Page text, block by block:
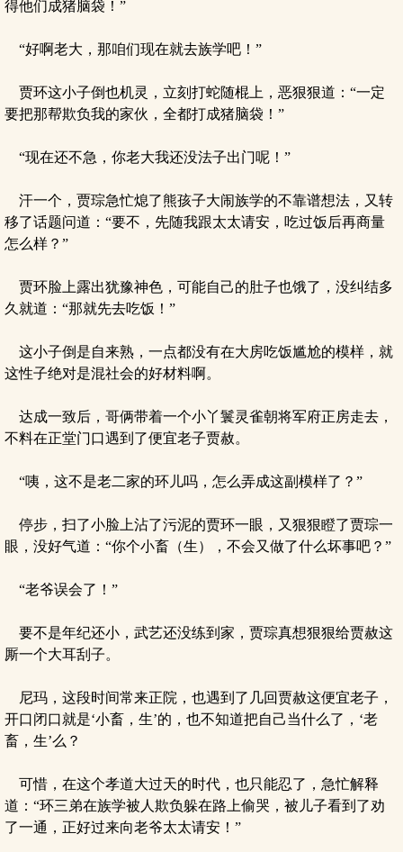
得他们成猪脑袋！”
“好啊老大，那咱们现在就去族学吧！”
贾环这小子倒也机灵，立刻打蛇随棍上，恶狠狠道：“一定
要把那帮欺负我的家伙，全都打成猪脑袋！”
“现在还不急，你老大我还没法子出门呢！”
汗一个，贾琮急忙熄了熊孩子大闹族学的不靠谱想法，又转
移了话题问道：“要不，先随我跟太太请安，吃过饭后再商量
怎么样？”
贾环脸上露出犹豫神色，可能自己的肚子也饿了，没纠结多
久就道：“那就先去吃饭！”
这小子倒是自来熟，一点都没有在大房吃饭尴尬的模样，就
这性子绝对是混社会的好材料啊。
达成一致后，哥俩带着一个小丫鬟灵雀朝将军府正房走去，
不料在正堂门口遇到了便宜老子贾赦。
“咦，这不是老二家的环儿吗，怎么弄成这副模样了？”
停步，扫了小脸上沾了污泥的贾环一眼，又狠狠瞪了贾琮一
眼，没好气道：“你个小畜（生），不会又做了什么坏事吧？”
“老爷误会了！”
要不是年纪还小，武艺还没练到家，贾琮真想狠狠给贾赦这
厮一个大耳刮子。
尼玛，这段时间常来正院，也遇到了几回贾赦这便宜老子，
开口闭口就是‘小畜，生’的，也不知道把自己当什么了，‘老
畜，生’么？
可惜，在这个孝道大过天的时代，也只能忍了，急忙解释
道：“环三弟在族学被人欺负躲在路上偷哭，被儿子看到了劝
了一通，正好过来向老爷太太请安！”